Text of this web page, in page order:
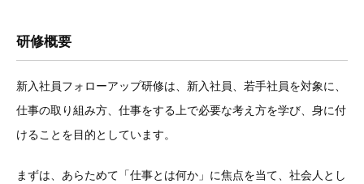
研修概要
新入社員フォローアップ研修は、新入社員、若手社員を対象に、
仕事の取り組み方、仕事をする上で必要な考え方を学び、身に付
けることを目的としています。
まずは、あらためて「仕事とは何か」に焦点を当て、社会人とし